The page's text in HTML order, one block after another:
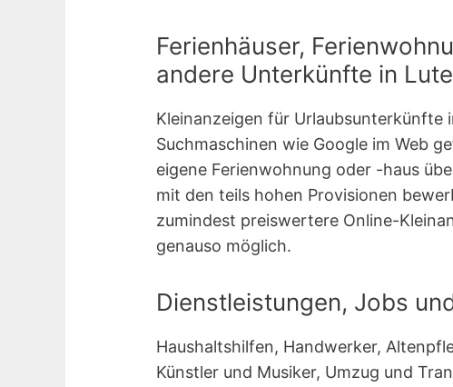
Ferienhäuser,
andere Unterkünfte in
Kleinanzeigen für
Suchmaschinen wie Google im Web
eigene Ferienwohnung oder -haus
mit den teils hohen Provisionen
zumindest preiswertere Online-
genauso möglich.
Dienstleistungen, Jobs
Haushaltshilfen, Handwerker,
Künstler und Musiker, Umzug und